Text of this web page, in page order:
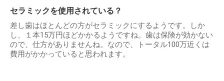
セラミックを使用されている？
差し歯はほとんどの方がセラミックにするようです。しか
し、１本15万円ほどかかるようですね。歯は保険が効かない
ので、仕方がありませんね。なので、トータル100万近くは
費用がかかっていると思われます。